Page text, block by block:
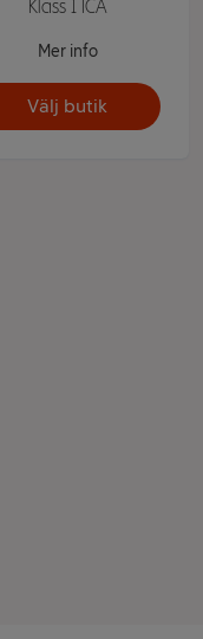
Klass 1 ICA
Mer info
Välj butik